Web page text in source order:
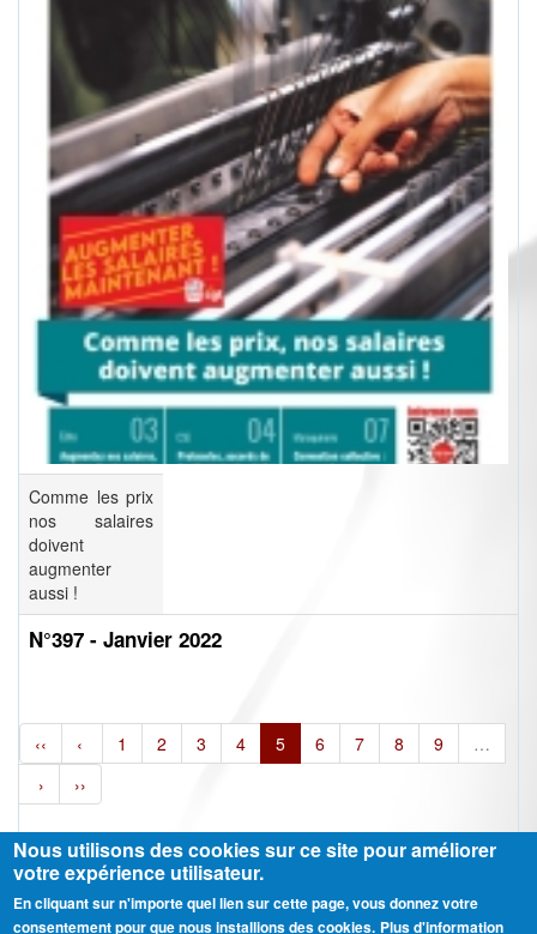
Comme les prix
nos salaires
doivent
augmenter
aussi !
N°397 - Janvier 2022
‹‹ ‹ 1 2 3 4 5 6 7 8 9
…
›
››
Ⓒ CGT Fédération THCB - Tous les droits réservés - Mentions légales
Nous utilisons des cookies sur ce site pour améliorer
votre expérience utilisateur.
En cliquant sur n'importe quel lien sur cette page, vous donnez votre
consentement pour que nous installions des cookies. Plus d'information